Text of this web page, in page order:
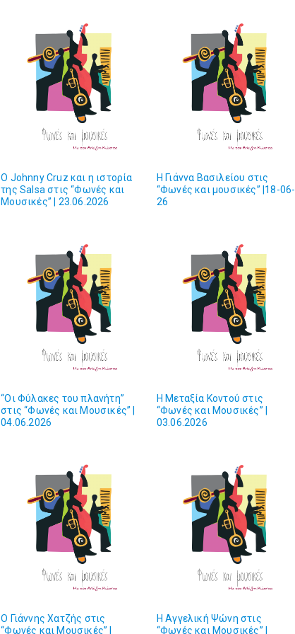
Ο Johnny Cruz και η ιστορία
της Salsa στις “Φωνές και
Μουσικές” | 23.06.2026
H Γιάννα Βασιλείου στις
“Φωνές και μουσικές” |18-06-
26
“Οι Φύλακες του πλανήτη”
στις “Φωνές και Mουσικές” |
04.06.2026
H Μεταξία Κοντού στις
“Φωνές και Mουσικές” |
03.06.2026
O Γιάννης Χατζής στις
“Φωνές και Mουσικές” |
H Αγγελική Ψώνη στις
“Φωνές και Mουσικές” |